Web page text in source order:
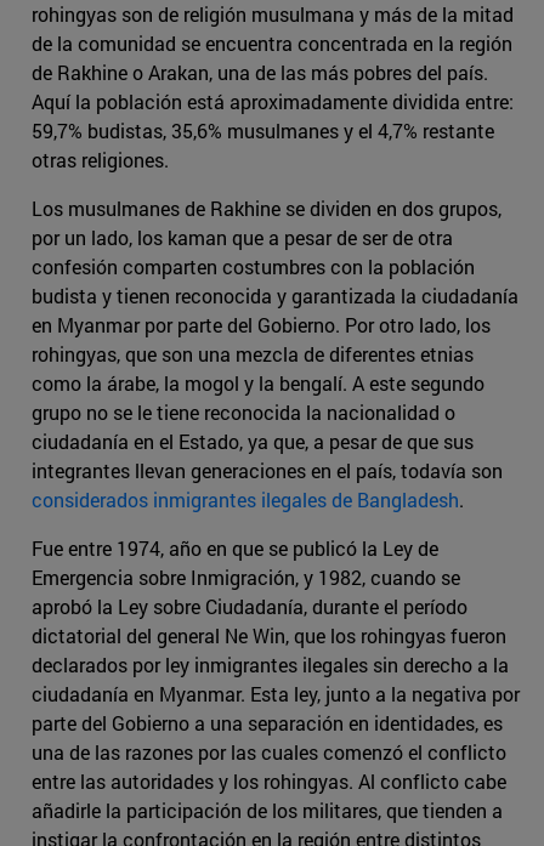
rohingyas son de religión musulmana y más de la mitad
de la comunidad se encuentra concentrada en la región
de Rakhine o Arakan, una de las más pobres del país.
Aquí la población está aproximadamente dividida entre:
59,7% budistas, 35,6% musulmanes y el 4,7% restante
otras religiones.
Los musulmanes de Rakhine se dividen en dos grupos,
por un lado, los kaman que a pesar de ser de otra
confesión comparten costumbres con la población
budista y tienen reconocida y garantizada la ciudadanía
en Myanmar por parte del Gobierno. Por otro lado, los
rohingyas, que son una mezcla de diferentes etnias
como la árabe, la mogol y la bengalí. A este segundo
grupo no se le tiene reconocida la nacionalidad o
ciudadanía en el Estado, ya que, a pesar de que sus
integrantes llevan generaciones en el país, todavía son
considerados inmigrantes ilegales de Bangladesh.
Fue entre 1974, año en que se publicó la Ley de
Emergencia sobre Inmigración, y 1982, cuando se
aprobó la Ley sobre Ciudadanía, durante el período
dictatorial del general Ne Win, que los rohingyas fueron
declarados por ley inmigrantes ilegales sin derecho a la
ciudadanía en Myanmar. Esta ley, junto a la negativa por
parte del Gobierno a una separación en identidades, es
una de las razones por las cuales comenzó el conflicto
entre las autoridades y los rohingyas. Al conflicto cabe
añadirle la participación de los militares, que tienden a
instigar la confrontación en la región entre distintos